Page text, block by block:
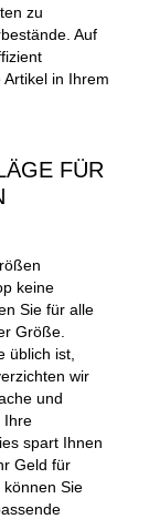
zu
Auf
in Ihrem
FÜR
keine
Sie für alle
Größe.
üblich ist,
wir
und
Ihre
spart Ihnen
Geld für
Sie